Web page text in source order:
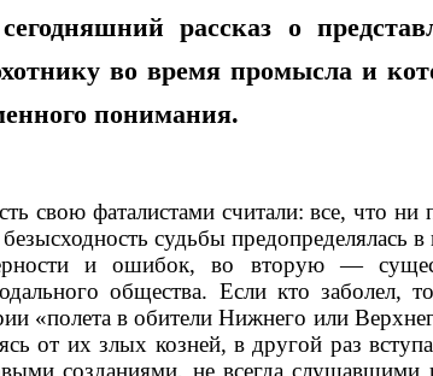
рассказ о
во время промысла и
понимания.
свою фаталистами считали: все, что ни
судьбы предопределялась
и ошибок, во вторую —
общества. Если кто заболел,
«полета в обители Нижнего или
от их злых козней, в другой раз
созданиями, не всегда слушавшими